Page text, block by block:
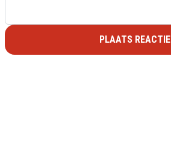
PLAATS REACTIE